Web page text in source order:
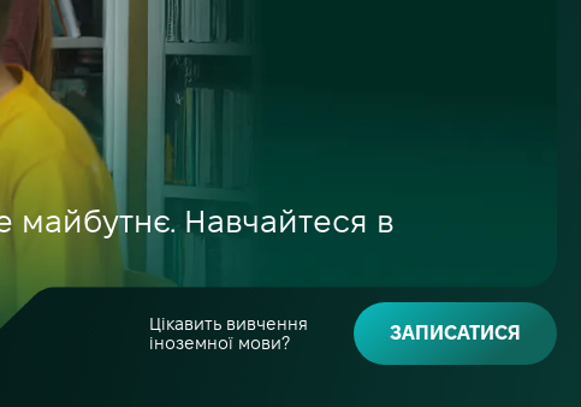
майбутнє. Навчайтеся в
Цікавить вивчення
іноземної мови?
ЗАПИСАТИСЯ